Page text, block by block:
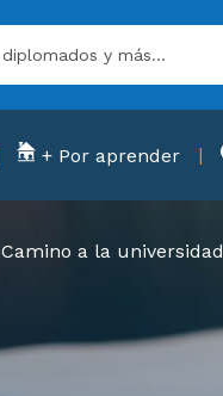
+ Por aprender
Camino a la universidad